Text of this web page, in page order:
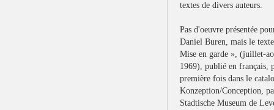
textes de divers auteurs.
Pas d'oeuvre présentée
Daniel Buren, mais le
Mise en garde », (juillet-
1969), publié en français,
première fois dans le
Konzeption/Conception,
Stadtische Museum de